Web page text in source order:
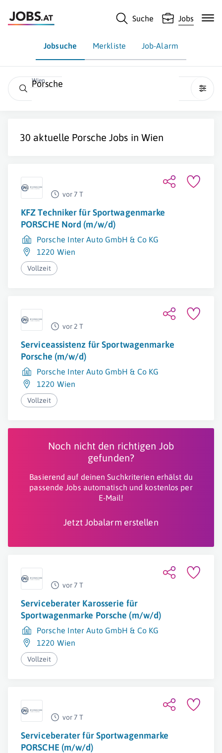
Suche Jobs
Jobsuche Merkliste Job-Alarm
Wien
Porsche
30 aktuelle Porsche Jobs in Wien
vor 7 T
KFZ Techniker für Sportwagenmarke
PORSCHE Nord (m/w/d)
Porsche Inter Auto GmbH & Co KG
1220 Wien
Vollzeit
vor 2 T
Serviceassistenz für Sportwagenmarke
Porsche (m/w/d)
Porsche Inter Auto GmbH & Co KG
1220 Wien
Vollzeit
Noch nicht den richtigen Job
gefunden?
Basierend auf deinen Suchkriterien erhälst du
passende Jobs automatisch und kostenlos per
E-Mail!
Jetzt Jobalarm erstellen
vor 7 T
Serviceberater Karosserie für
Sportwagenmarke Porsche (m/w/d)
Porsche Inter Auto GmbH & Co KG
1220 Wien
Vollzeit
vor 7 T
Serviceberater für Sportwagenmarke
PORSCHE (m/w/d)